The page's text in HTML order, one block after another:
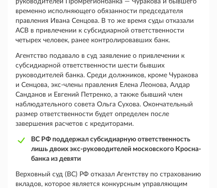
руководителей Промрегионбанка — Чуракова и бывшего
временно исполняющего обязанности председателя
правления Ивана Сенцова. В то же время суды отказали
АСВ в привлечении к субсидиарной ответственности
четырех человек, ранее контролировавших банк.
Агентство подавало в суд заявление о привлечении к
субсидиарной ответственности шести бывших
руководителей банка. Среди должников, кроме Чуракова
и Сенцова, экс-члены правления Елена Леонова, Алдар
Санданов и Евгений Петренко, а также бывший член
наблюдательного совета Ольга Сухова. Окончательный
размер ответственности будет определен после
завершения расчетов с кредиторами.
ВС РФ поддержал субсидиарную ответственность
лишь двоих экс-руководителей московского Кросна-
банка из девяти
Верховный суд (ВС) РФ отказал Агентству по страхованию
вкладов, которое является конкурсным управляющим